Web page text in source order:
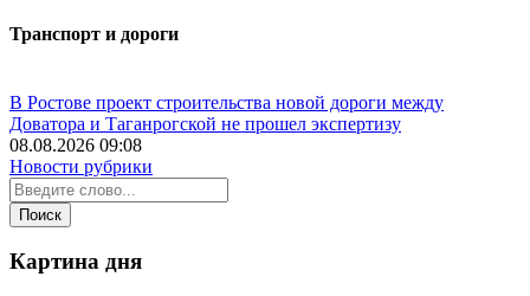
Транспорт и дороги
В Ростове проект строительства новой дороги между
Доватора и Таганрогской не прошел экспертизу
08.08.2026 09:08
Новости рубрики
Картина дня